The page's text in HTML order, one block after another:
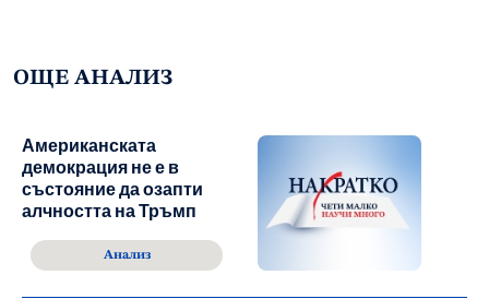
ОЩЕ АНАЛИЗ
Американската
демокрация не е в
състояние да озапти
алчността на Тръмп
Анализ